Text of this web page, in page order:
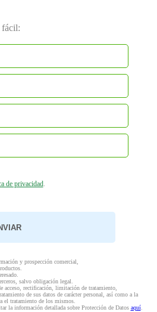
fácil:
de privacidad.
y prospección comercial,
salvo obligación legal.
acceso, rectificación, limitación de tratamiento,
de sus datos de carácter personal, así como a la
el tratamiento de los mismos.
la información detallada sobre Protección de Datos aquí.